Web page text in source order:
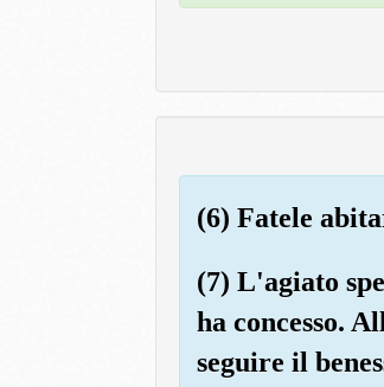
(6) Fatele
(7) L'agiato
ha concesso.
seguire il